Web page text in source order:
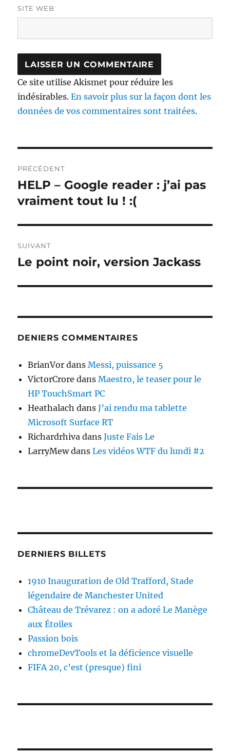
SITE WEB
Ce site utilise Akismet pour réduire les
indésirables.En savoir plus sur la façon dont les
données de vos commentaires sont traitées.
de
l’article
PRÉCÉDENT
Publication
précédente :
HELP – Google reader : j’ai pas
vraiment tout lu ! :(
SUIVANT
Publication
Le point noir, version Jackass
DENIERS COMMENTAIRES
BrianVor dansMessi, puissance 5
VictorCrore dansMaestro, le teaser pour le
HP TouchSmart PC
Heathalach dansJ’ai rendu ma tablette
Microsoft Surface RT
Richardrhiva dansJuste Fais Le
LarryMewdansLes vidéos WTF du lundi #2
DERNIERS BILLETS
1910 Inauguration de Old Trafford, Stade
légendaire de Manchester United
Château de Trévarez : on a adoré Le Manège
aux Étoiles
Passion bois
chromeDevTools et la déficience visuelle
FIFA 20, c’est (presque) fini